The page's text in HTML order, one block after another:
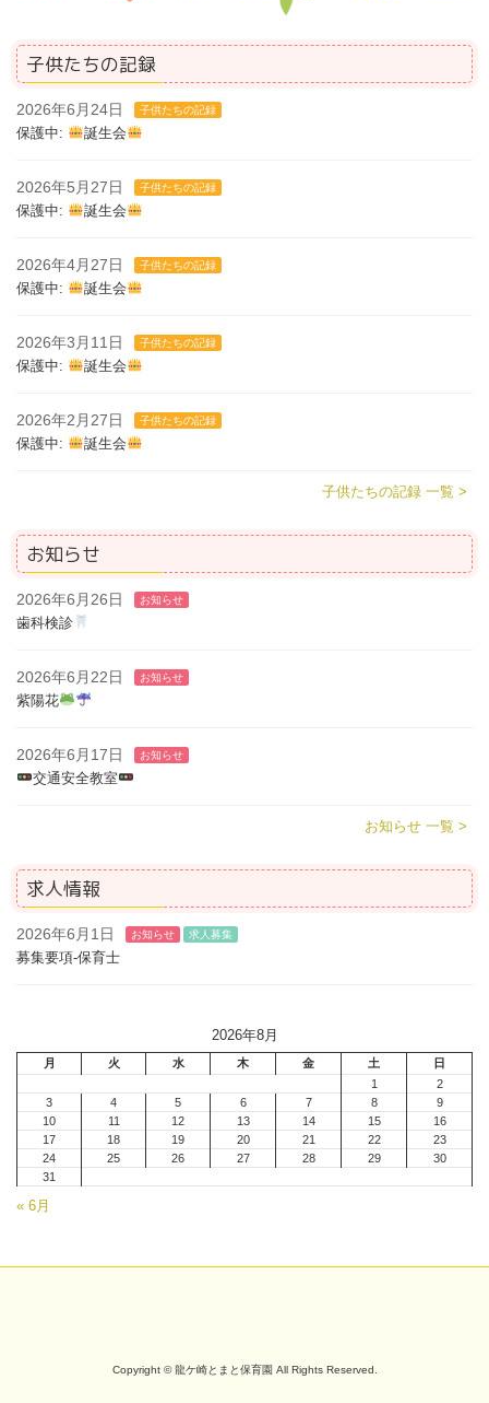
子供たちの記録
2026年6月24日 子供たちの記録
保護中: 誕生会
2026年5月27日 子供たちの記録
保護中: 誕生会
2026年4月27日 子供たちの記録
保護中: 誕生会
2026年3月11日 子供たちの記録
保護中: 誕生会
2026年2月27日 子供たちの記録
保護中: 誕生会
子供たちの記録 一覧 >
お知らせ
2026年6月26日 お知らせ
歯科検診
2026年6月22日 お知らせ
紫陽花
2026年6月17日 お知らせ
交通安全教室
お知らせ 一覧 >
求人情報
2026年6月1日 お知らせ 求人募集
募集要項-保育士
2026年8月
月 火 水 木 金 土
日
1
2
3
4 5 6 7 8
9
10
11 12 13 14 15
16
17
18 19 20 21 22
23
24
25 26 27 28 29
30
31
« 6月
Copyright © 龍ケ崎とまと保育園 All Rights Reserved.